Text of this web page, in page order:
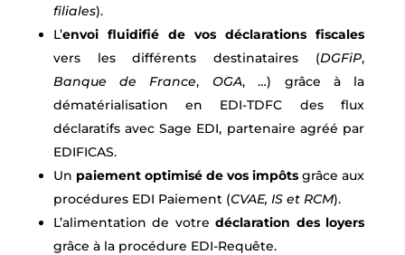
filiales).
L’envoi fluidifié de vos déclarations fiscales
vers les différents destinataires (DGFiP,
Banque de France, OGA, …) grâce à la
dématérialisation en EDI-TDFC des flux
déclaratifs avec Sage EDI, partenaire agréé par
EDIFICAS.
Un paiement optimisé de vos impôts grâce aux
procédures EDI Paiement (CVAE, IS et RCM).
L’alimentation de votredéclaration des loyers
grâce à la procédure EDI-Requête.